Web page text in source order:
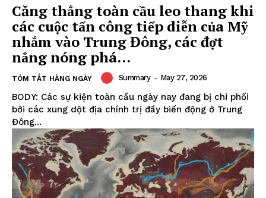
Căng thẳng toàn cầu leo thang khi
các cuộc tấn công tiếp diễn của Mỹ
nhắm vào Trung Đông, các đợt
nắng nóng phá...
TÓM TẮT HÀNG NGÀY Summary - May 27, 2026
BODY: Các sự kiện toàn cầu ngày nay đang bị chi phối
bởi các xung dột địa chính trị đầy biến động ở Trung
Đông...